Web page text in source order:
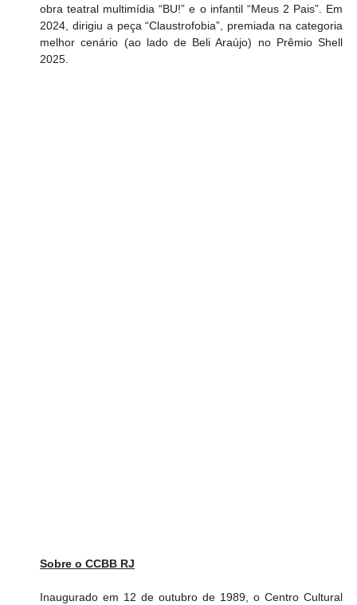
obra teatral multimídia “BU!” e o infantil “Meus 2 Pais”. Em
2024, dirigiu a peça “Claustrofobia”, premiada na categoria
melhor cenário (ao lado de Beli Araújo) no Prêmio Shell
2025.
Sobre o CCBB RJ
Inaugurado em 12 de outubro de 1989, o Centro Cultural